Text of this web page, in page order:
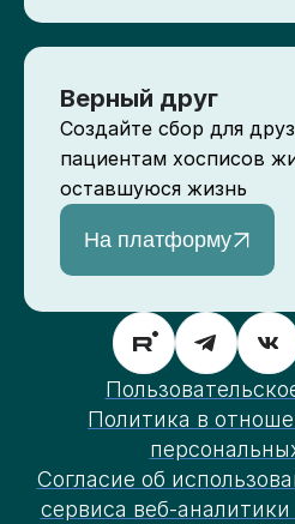
Верный друг
Создайте сбор для
пациентам хосписов
оставшуюся жизнь
На платформу
Политика в
Согласие об
сервиса веб-